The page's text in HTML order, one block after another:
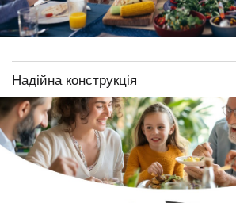
Надійна конструкція